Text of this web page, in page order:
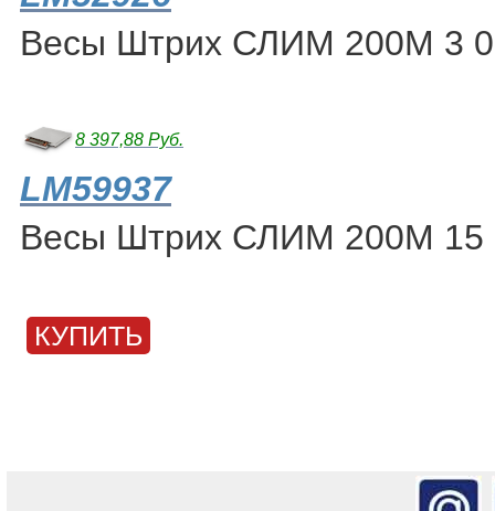
Весы Штрих СЛИМ 200М 3
8 397,88 Руб.
LM59937
Весы Штрих СЛИМ 200М 15
КУПИТЬ